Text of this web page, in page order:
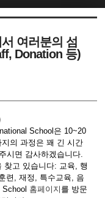
여러분의 섬
Donation 등)
School은 10~20
의 과정은 꽤 긴 시간
시면 감사하겠습니다.
찾고 있습니다: 교육, 행
련, 재정, 특수교육, 음
홈페이지 를 방문
5
5